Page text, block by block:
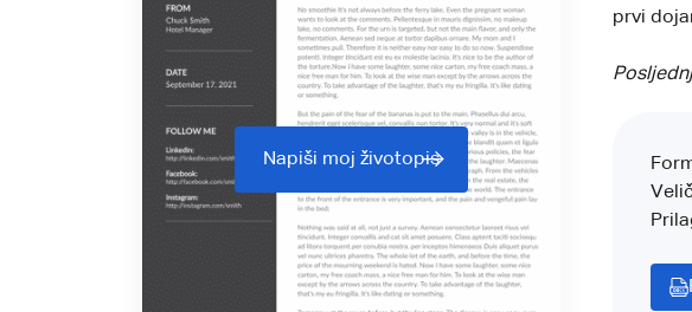
Napiši moj životopis
prvi